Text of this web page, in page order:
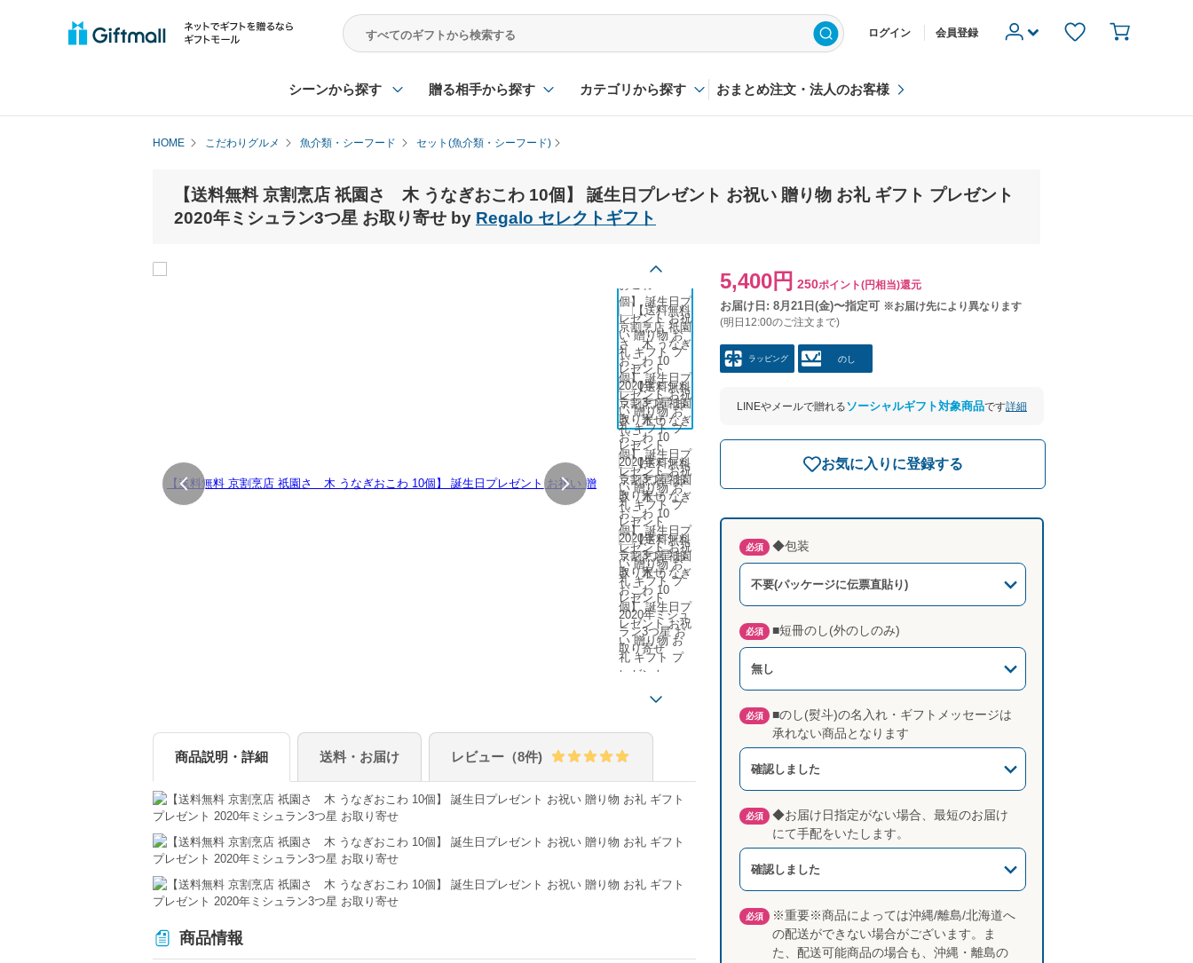
ログイン 会員登録
シーンから探す 贈る相手から探す カテゴリから探す おまとめ注文・法人のお客様
HOME こだわりグルメ 魚介類・シーフード セット(魚介類・シーフード)
【送料無料 京割烹店 祇園さゝ木 うなぎおこわ 10個】 誕生日プレゼント お祝い 贈り物 お礼 ギフト プレゼント
2020年ミシュラン3つ星 お取り寄せ by Regalo セレクトギフト
商品説明・詳細 送料・お届け レビュー（8件)
商品情報
5,400円 250ポイント(円相当)還元
お届け日: 8月21日(金)〜指定可 ※お届け先により異なります
(明日12:00のご注文まで)
ラッピング のし
LINEやメールで贈れるソーシャルギフト対象商品です詳細
お気に入りに登録する
必須 ◆包装
不要(パッケージに伝票直貼り)
必須 ■短冊のし(外のしのみ)
無し
必須
■のし(熨斗)の名入れ・ギフトメッセージは
承れない商品となります
確認しました
必須
◆お届け日指定がない場合、最短のお届け
にて手配をいたします。
確認しました
必須
※重要※商品によっては沖縄/離島/北海道へ
の配送ができない場合がございます。ま
た、配送可能商品の場合も、沖縄・離島の